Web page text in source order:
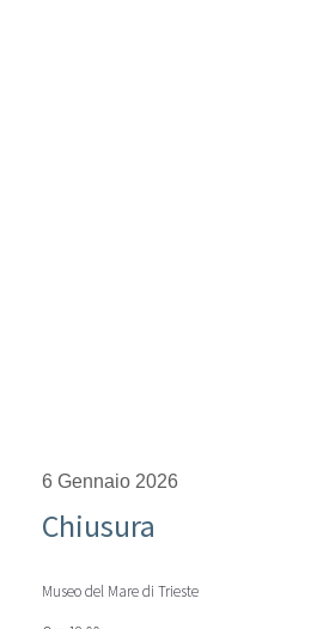
6 Gennaio 2026
Chiusura
Museo del Mare di Trieste